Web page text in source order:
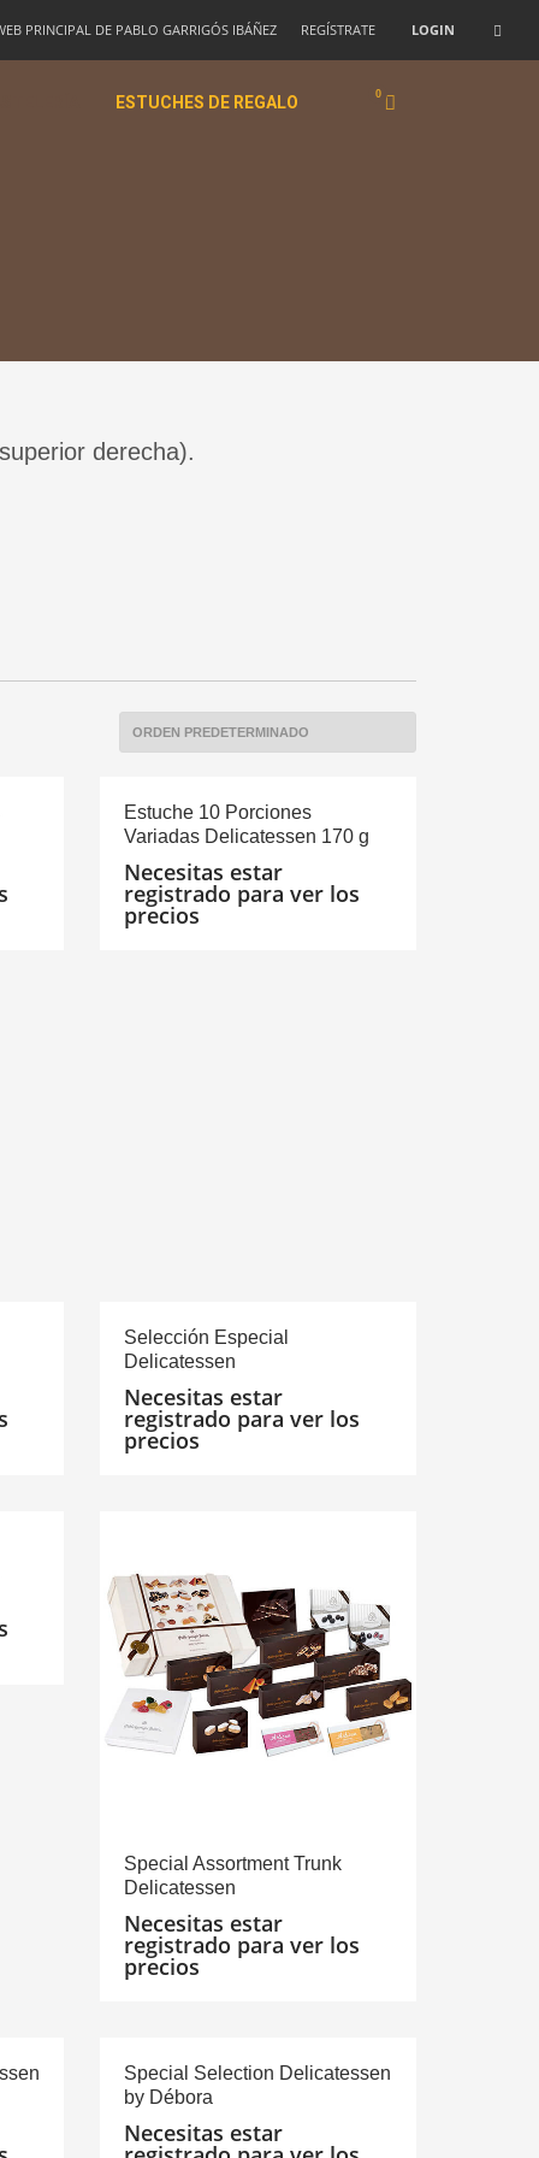
PRINCIPAL DE PABLO GARRIGÓS IBÁÑEZ REGÍSTRATE LOGIN
ESTUCHES DE REGALO
derecha).
Estuche 10 Porciones
Variadas Delicatessen 170 g
Necesitas estar
registrado para ver los
precios
Selección Especial
Delicatessen
Necesitas estar
registrado para ver los
precios
Special Assortment Trunk
Delicatessen
Necesitas estar
registrado para ver los
precios
Special Selection Delicatessen
by Débora
Necesitas estar